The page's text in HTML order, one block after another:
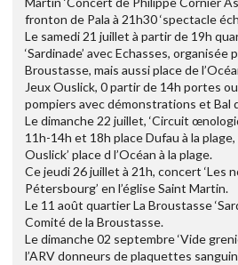
fronton de Pala à 21h30 ‘spectacle
Le samedi 21 juillet à partir de 19h
‘Sardinade’ avec Echasses, organisée
Broustasse, mais aussi place de
Jeux Ouslick, 0 partir de 14h portes
pompiers avec démonstrations et Bal
Le dimanche 22 juillet, ‘Circuit
11h-14h et 18h place Dufau à la plage,
Ouslick’ place d l’Océan à la plage.
Ce jeudi 26 juillet à 21h, concert ‘Les
Pétersbourg’ en l’église Saint Martin.
Le 11 août quartier La Broustasse
Comité de la Broustasse.
Le dimanche 02 septembre ‘Vide
l’ARV donneurs de plaquettes